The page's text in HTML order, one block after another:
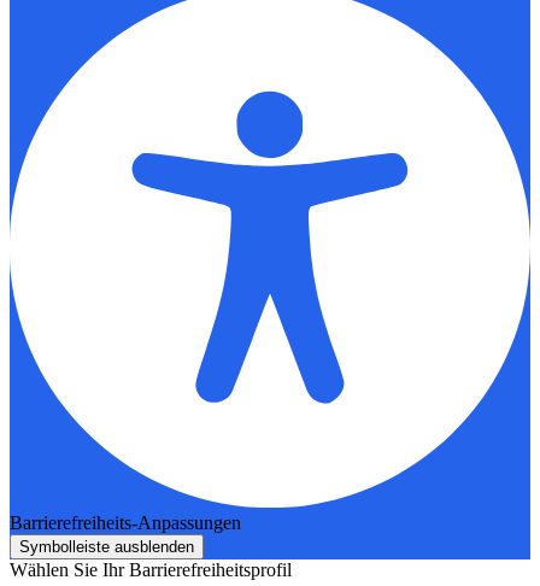
Barrierefreiheits-Anpassungen
Symbolleiste ausblenden
Wählen Sie Ihr Barrierefreiheitsprofil